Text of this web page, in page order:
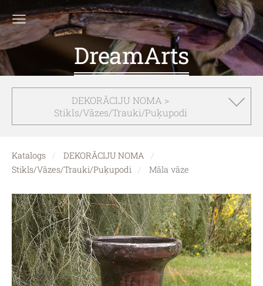
DreamArts
DEKORĀCIJU NOMA >
Stikls/Vāzes/Trauki/Puķupodi
Katalogs
DEKORĀCIJU NOMA
Stikls/Vāzes/Trauki/Puķupodi
Māla vāze